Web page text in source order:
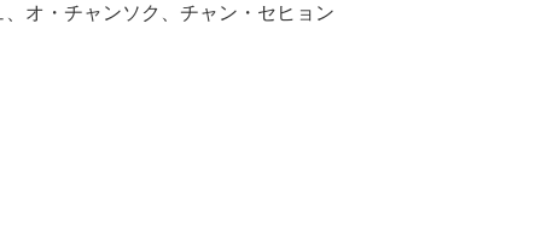
オ・チャンソク、チャン・セヒョン